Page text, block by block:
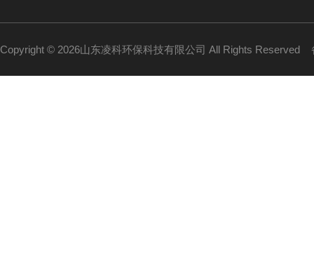
Copyright © 2026山东凌科环保科技有限公司 All Rights Reserved